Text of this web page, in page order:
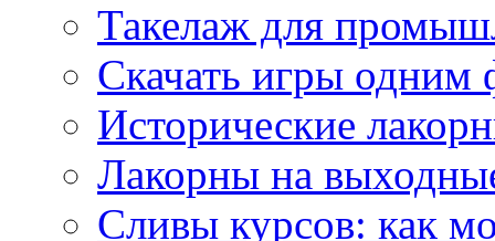
Такелаж для
Скачать игры одним
Исторические
Лакорны на
Сливы курсов: как